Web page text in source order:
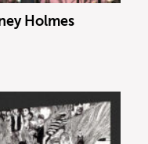
Holmes